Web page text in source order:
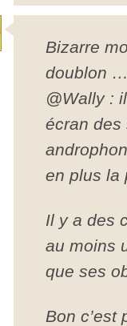
Bizarre
doublon
@Wally :
écran
en plus la
Il y a des
au moins
que ses
Bon